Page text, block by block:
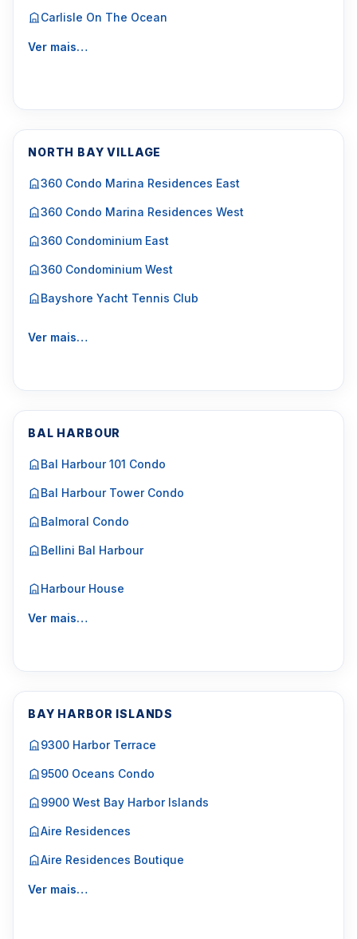
Carlisle On The Ocean
Ver mais…
NORTH BAY VILLAGE
360 Condo Marina Residences East
360 Condo Marina Residences West
360 Condominium East
360 Condominium West
Bayshore Yacht Tennis Club
Ver mais…
BAL HARBOUR
Bal Harbour 101 Condo
Bal Harbour Tower Condo
Balmoral Condo
Bellini Bal Harbour
Harbour House
Ver mais…
BAY HARBOR ISLANDS
9300 Harbor Terrace
9500 Oceans Condo
9900 West Bay Harbor Islands
Aire Residences
Aire Residences Boutique
Ver mais…